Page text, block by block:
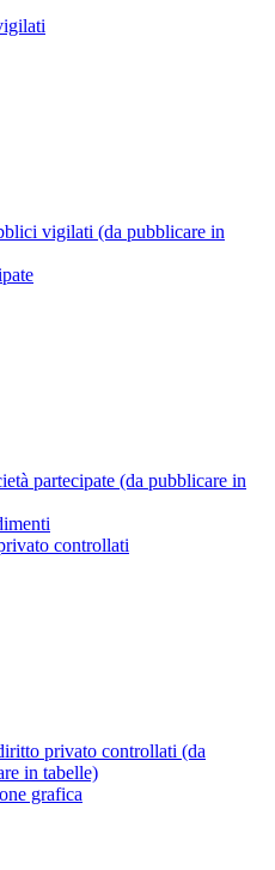
vigilati (da pubblicare in
partecipate (da pubblicare in
controllati
privato controllati (da
in tabelle)
grafica